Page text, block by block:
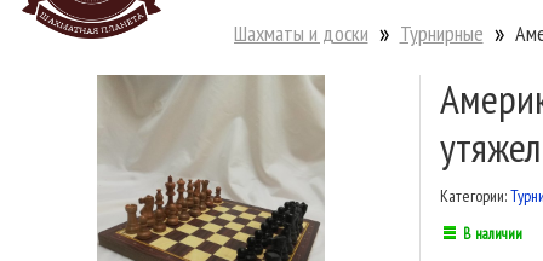
Шахматы и доски Турнирные
Категории:
В наличии